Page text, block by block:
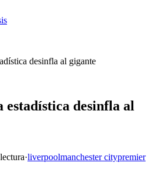
desinfla al gigante
desinfla al
·liverpoolmanchester citypremier